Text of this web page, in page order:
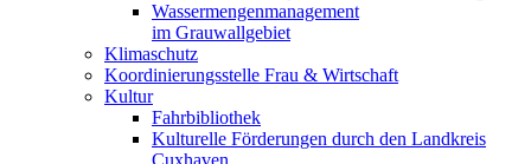
Wassermengenmanagement
im Grauwallgebiet
Klimaschutz
Koordinierungsstelle Frau & Wirtschaft
Kultur
Fahrbibliothek
Kulturelle Förderungen durch den Landkreis
Cuxhaven